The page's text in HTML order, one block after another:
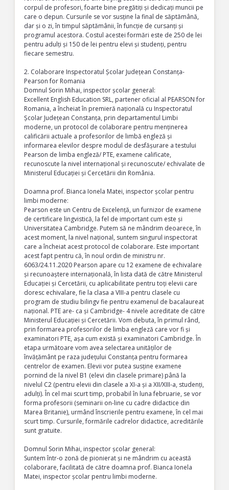
corpul de profesori, foarte bine pregătiți și dedicați muncii pe
care o depun. Cursurile se vor susține la final de săptămână,
dar și o zi, în timpul săptămânii, în funcție de cursanți și
programul acestora. Costul acestei formări este de 250 de lei
pentru adulți și 150 de lei pentru elevi și studenți, pentru
fiecare semestru.
2. Colaborare Inspectoratul Școlar Județean Constanța-
Pearson for Romania
Domnul Sorin Mihai, inspector școlar general:
Excellent English Education SRL, partener oficial al PEARSON for
Romania, a încheiat în premieră națională cu Inspectoratul
Școlar Județean Constanța, prin departamentul Limbi
moderne, un protocol de colaborare pentru menținerea
calificării actuale a profesorilor de limbă engleză și
informarea elevilor despre modul de desfășurare a testului
Pearson de limba engleză/ PTE, examene calificate,
recunoscute la nivel internațional și recunoscute/ echivalate de
Ministerul Educației și Cercetării din România.
Doamna prof. Bianca Ionela Matei, inspector școlar pentru
limbi moderne:
Pearson este un Centru de Excelență, un furnizor de examene
de certificare lingvistică, la fel de important cum este și
Universitatea Cambridge. Putem să ne mândrim deoarece, în
acest moment, la nivel național, suntem singurul inspectorat
care a încheiat acest protocol de colaborare. Este important
acest fapt pentru că, în noul ordin de ministru nr.
6063/24.11.2020 Pearson apare cu 12 examene de echivalare
și recunoaștere internațională, în lista dată de către Ministerul
Educației și Cercetării, cu aplicabilitate pentru toți elevii care
doresc echivalare, fie la clasa a VIII-a pentru clasele cu
program de studiu bilingv fie pentru examenul de bacalaureat
național. PTE are- ca și Cambridge- 4 nivele acreditate de către
Ministerul Educației și Cercetării. Vom debuta, în primul rând,
prin formarea profesorilor de limba engleză care vor fi și
examinatori PTE, așa cum există și examinatori Cambridge. În
etapa următoare vom avea selectarea unităților de
învățământ pe raza județului Constanța pentru formarea
centrelor de examen. Elevii vor putea susține examene
pornind de la nivel B1 (elevi din clasele primare) până la
nivelul C2 (pentru elevii din clasele a XI-a și a XII/XIII-a, studenți,
adulți). În cel mai scurt timp, probabil în luna februarie, se vor
forma profesorii (seminarii on-line cu cadre didactice din
Marea Britanie), urmând înscrierile pentru examene, în cel mai
scurt timp. Cursurile, formările cadrelor didactice, acreditările
sunt gratuite.
Domnul Sorin Mihai, inspector școlar general:
Suntem într-o zonă de pionierat și ne mândrim cu această
colaborare, facilitată de către doamna prof. Bianca Ionela
Matei, inspector școlar pentru limbi moderne.